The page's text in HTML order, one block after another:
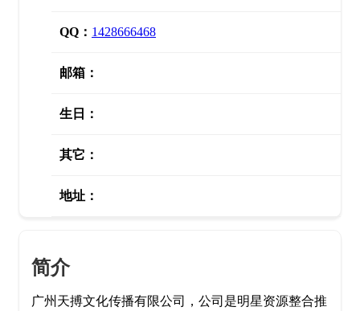
QQ： 1428666468
邮箱：
生日：
其它：
地址：
简介
广州天搏文化传播有限公司，公司是明星资源整合推